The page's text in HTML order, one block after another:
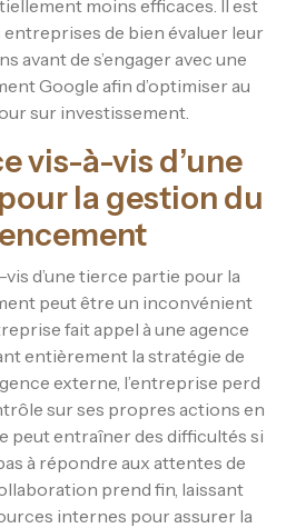
moins efficaces. Il est
de bien évaluer leur
avant de s’engager avec une
Google afin d’optimiser au
sur investissement.
vis-à-vis d’une
la gestion du
d’une tierce partie pour la
peut être un inconvénient
fait appel à une agence
entièrement la stratégie de
externe, l’entreprise perd
sur ses propres actions en
peut entraîner des difficultés si
à répondre aux attentes de
prend fin, laissant
internes pour assurer la